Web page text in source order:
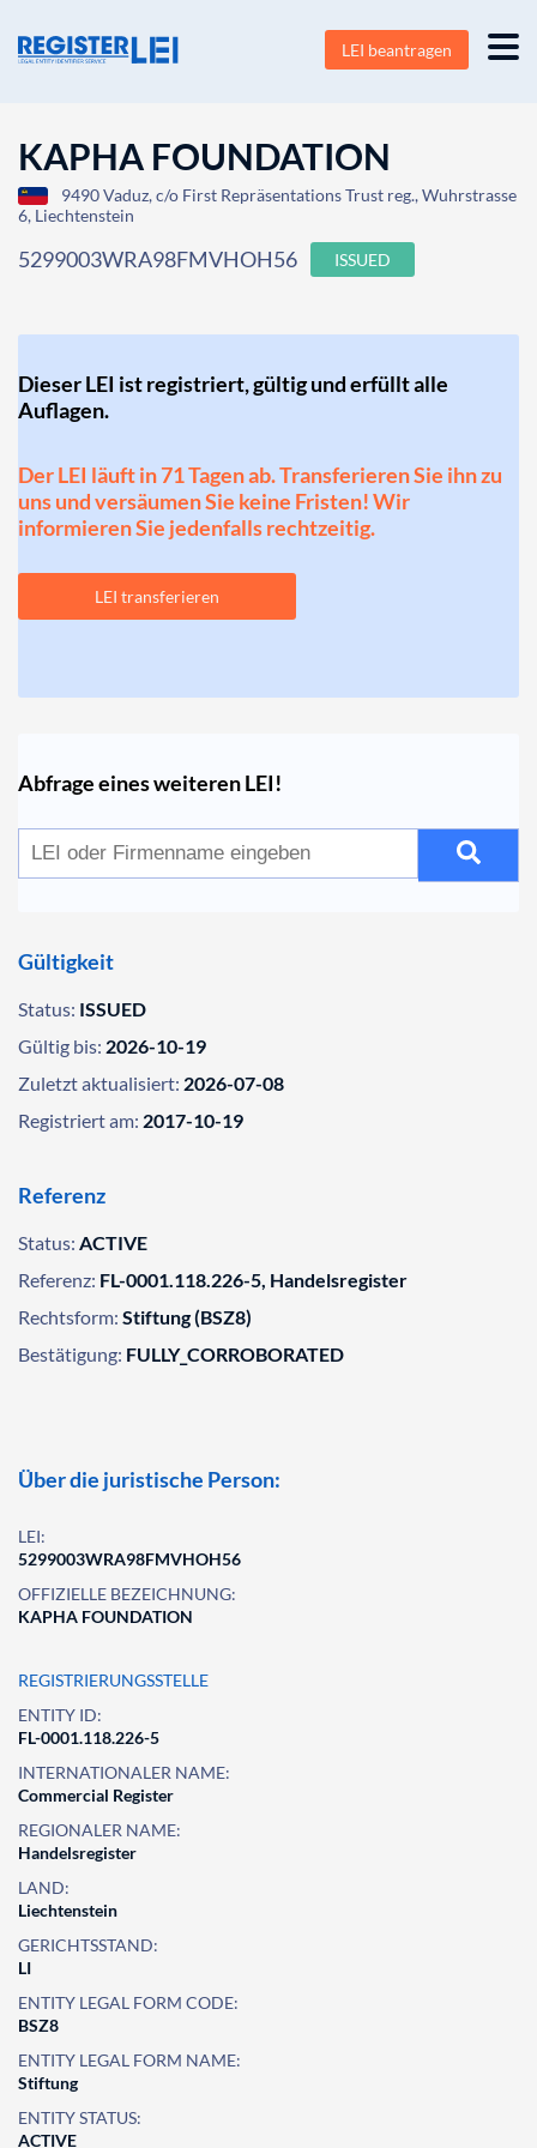
LEI beantragen
KAPHA FOUNDATION
9490 Vaduz, c/o First Repräsentations Trust reg., Wuhrstrasse
6, Liechtenstein
5299003WRA98FMVHOH56 ISSUED
Dieser LEI ist registriert, gültig und erfüllt alle
Auflagen.
Der LEI läuft in 71 Tagen ab. Transferieren Sie ihn zu
uns und versäumen Sie keine Fristen! Wir
informieren Sie jedenfalls rechtzeitig.
LEI transferieren
Abfrage eines weiteren LEI!
Gültigkeit
Status: ISSUED
Gültig bis: 2026-10-19
Zuletzt aktualisiert: 2026-07-08
Registriert am: 2017-10-19
Referenz
Status: ACTIVE
Referenz: FL-0001.118.226-5, Handelsregister
Rechtsform: Stiftung (BSZ8)
Bestätigung: FULLY_CORROBORATED
Über die juristische Person:
LEI:
5299003WRA98FMVHOH56
OFFIZIELLE BEZEICHNUNG:
KAPHA FOUNDATION
REGISTRIERUNGSSTELLE
ENTITY ID:
FL-0001.118.226-5
INTERNATIONALER NAME:
Commercial Register
REGIONALER NAME:
Handelsregister
LAND:
Liechtenstein
GERICHTSSTAND:
LI
ENTITY LEGAL FORM CODE:
BSZ8
ENTITY LEGAL FORM NAME:
Stiftung
ENTITY STATUS:
ACTIVE